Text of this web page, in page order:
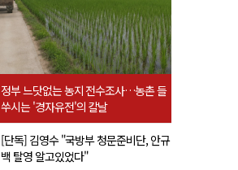
정부 느닷없는 농지 전수조사…농촌 들
쑤시는 '경자유전'의 칼날
[단독] 김영수 "국방부 청문준비단, 안규
백 탈영 알고있었다"